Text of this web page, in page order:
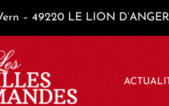
– 49220 LE LION